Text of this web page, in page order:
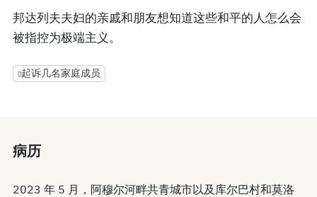
邦达列夫夫妇的亲戚和朋友想知道这些和平的人怎么会
被指控为极端主义。
起诉几名家庭成员
病历
2023 年 5 月，阿穆尔河畔共青城市以及库尔巴村和莫洛